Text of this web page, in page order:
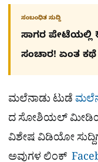
ಸಂಬಂಧಿತ ಸುದ್ದಿ
ಸಾಗರ ಪೇಟೆಯಲ್ಲಿ
ಸಂಚಾರ! ಏಂತ ಕಥೆ
ಮಲೆನಾಡು ಟುಡೆ
ದ ಸೋಶಿಯಲ್​
ವಿಶೇಷ ವಿಡಿಯೋ